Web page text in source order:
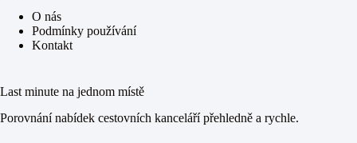
O nás
Podmínky používání
Kontakt
Last minute na jednom místě
Porovnání nabídek cestovních kanceláří přehledně a rychle.